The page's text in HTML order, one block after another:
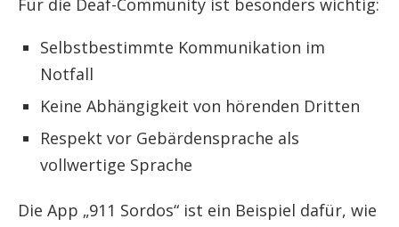
Für die Deaf-Community ist besonders wichtig:
Selbstbestimmte Kommunikation im
Notfall
Keine Abhängigkeit von hörenden Dritten
Respekt vor Gebärdensprache als
vollwertige Sprache
Die App „911 Sordos“ ist ein Beispiel dafür, wie